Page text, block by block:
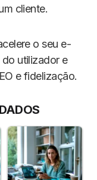
cliente.
o seu e-
utilizador e
e fidelização.